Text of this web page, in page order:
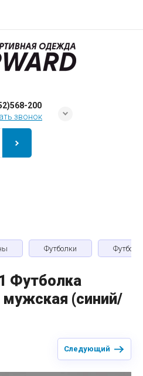
200
звонок
Футболки
Футболка
(синий/
Следующий